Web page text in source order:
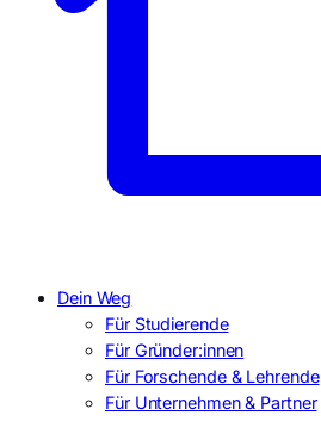
Dein Weg
Für Studierende
Für Gründer:innen
Für Forschende & Lehrende
Für Unternehmen & Partner